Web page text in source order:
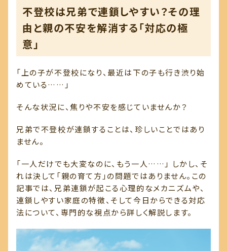
不登校は兄弟で連鎖しやすい？その理
由と親の不安を解消する「対応の極
意」
「上の子が不登校になり、最近は下の子も行き渋り始
めている……」
そんな状況に、焦りや不安を感じていませんか？
兄弟で不登校が連鎖することは、珍しいことではあり
ません。
「一人だけでも大変なのに、もう一人……」 しかし、そ
れは決して「親の育て方」の問題ではありません。この
記事では、兄弟連鎖が起こる心理的なメカニズムや、
連鎖しやすい家庭の特徴、そして今日からできる対応
法について、専門的な視点から詳しく解説します。